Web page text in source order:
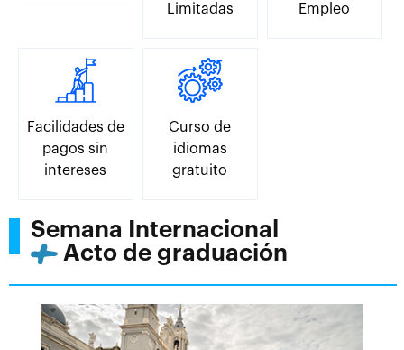
Limitadas
Empleo
Facilidades de
pagos sin
intereses
Curso de
idiomas
gratuito
Semana Internacional
Acto de graduación